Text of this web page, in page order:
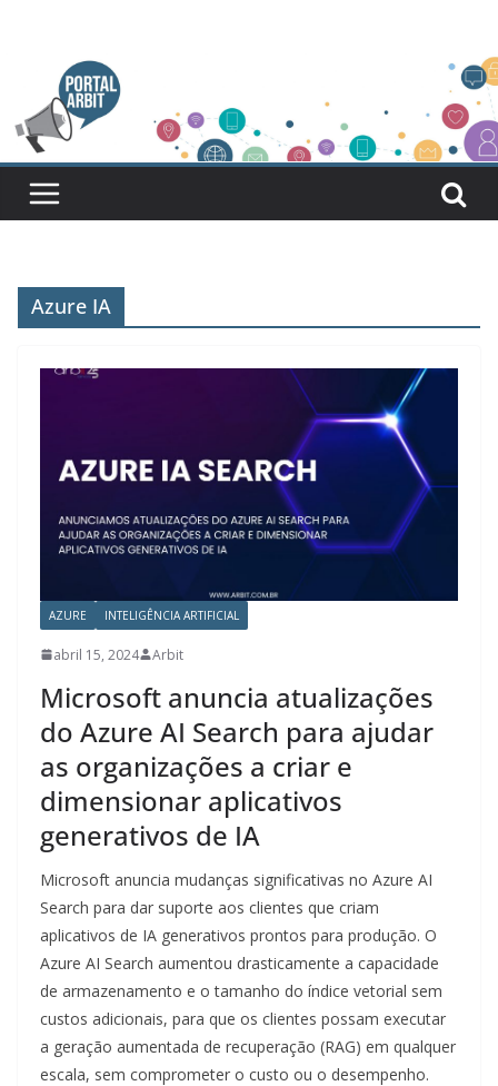
conteúdo
Azure IA
AZURE INTELIGÊNCIA ARTIFICIAL
abril 15, 2024 Arbit
Microsoft anuncia atualizações
do Azure AI Search para ajudar
as organizações a criar e
dimensionar aplicativos
generativos de IA
Microsoft anuncia mudanças significativas no Azure AI
Search para dar suporte aos clientes que criam
aplicativos de IA generativos prontos para produção. O
Azure AI Search aumentou drasticamente a capacidade
de armazenamento e o tamanho do índice vetorial sem
custos adicionais, para que os clientes possam executar
a geração aumentada de recuperação (RAG) em qualquer
escala, sem comprometer o custo ou o desempenho.